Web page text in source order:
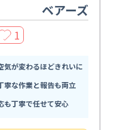
ベアーズ
1
気が変わるほどきれいに
寧な作業と報告も両立
も丁寧で任せて安心